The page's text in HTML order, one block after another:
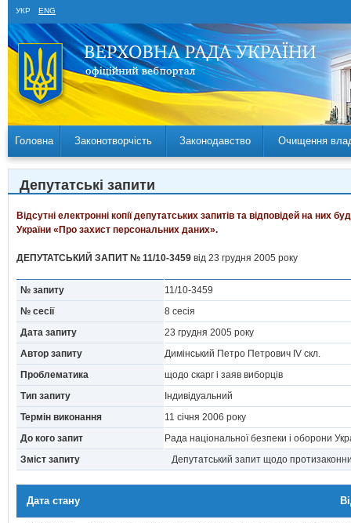
УКР ENG
Головна Законотворчість Законодавство Очищення
Депутатські запити
Відсутні електронні копії депутатських запитів та відповідей на
України «Про захист персональних даних».
ДЕПУТАТСЬКИЙ ЗАПИТ № 11/10-3459 від 23 грудня 2005 року
№ запиту
11/10-3459
№ сесії
8 сесія
Дата запиту
23 грудня 2005 року
Автор запиту
Димінський Петро Петрович IV скл.
Проблематика
щодо скарг і заяв виборців
Тип запиту
Індивідуальний
Термін виконання
11 сiчня 2006 року
До кого запит
Рада національної безпеки і оборони
Зміст запиту
Депутатський запит щодо
Дата стану